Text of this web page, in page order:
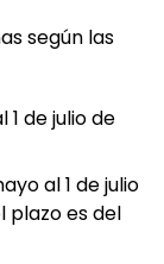
según las
de julio de
al 1 de julio
plazo es del